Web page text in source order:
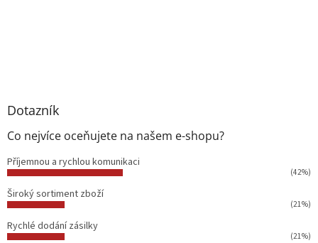
Dotazník
Co nejvíce oceňujete na našem e-shopu?
Příjemnou a rychlou komunikaci
(42%)
Široký sortiment zboží
(21%)
Rychlé dodání zásilky
(21%)